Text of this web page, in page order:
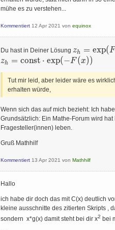
mühe es zu verstehen...
Kommentiert 12 Apr 2021 von equinox
Du hast in Deiner Lösung zh = exp(F
z_h=\text{const}
zh = const ⋅ exp(−F (x) )
Tut mir leid, aber leider wäre es
erhalten würde,
Wenn sich das auf mich bezieht: Ich
Grundsätzlich: Ein Mathe-Forum wird
Fragesteller(innen) leben.
Gruß Mathhilf
Kommentiert 13 Apr 2021 von Mathhilf
Hallo
ich habe dir doch das mit C(x) deutlich
kleine ausschnitte des zitierten Skripts ,
sondern x*g(x) damit steht bei dir x2 bei